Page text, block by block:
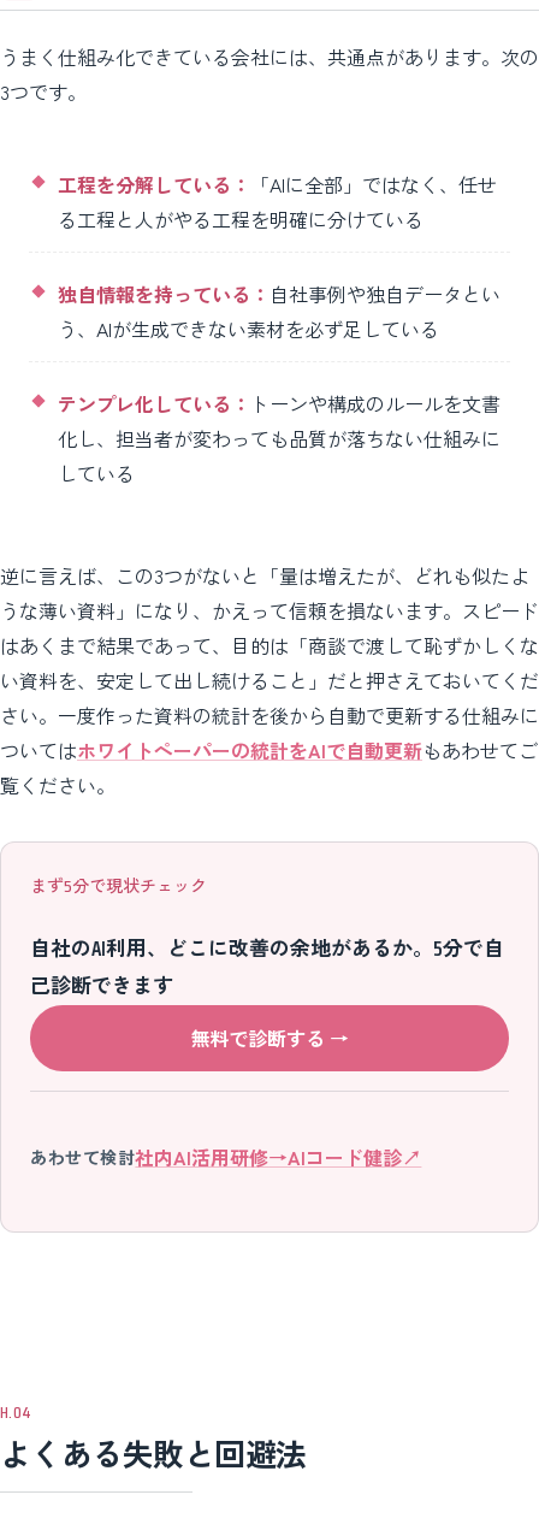
うまく仕組み化できている会社には、共通点があります。次の
3つです。
工程を分解している：
「AIに全部」ではなく、任せ
る工程と人がやる工程を明確に分けている
独自情報を持っている： 自社事例や独自データとい
う、AIが生成できない素材を必ず足している
テンプレ化している： トーンや構成のルールを文書
化し、担当者が変わっても品質が落ちない仕組みに
している
逆に言えば、この3つがないと「量は増えたが、どれも似たよ
うな薄い資料」になり、かえって信頼を損ないます。スピード
はあくまで結果であって、目的は「商談で渡して恥ずかしくな
い資料を、安定して出し続けること」だと押さえておいてくだ
さい。一度作った資料の統計を後から自動で更新する仕組みに
ついてはホワイトペーパーの統計をAIで自動更新もあわせてご
覧ください。
まず5分で現状チェック
自社のAI利用、どこに改善の余地があるか。5分で自
己診断できます
無料で診断する →
あわせて検討社内AI活用研修→AIコード健診↗
よくある失敗と回避法